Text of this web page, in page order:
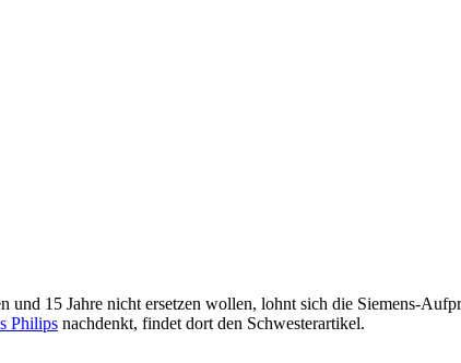
15 Jahre nicht ersetzen wollen, lohnt sich die Siemens-
Philips nachdenkt, findet dort den Schwesterartikel.